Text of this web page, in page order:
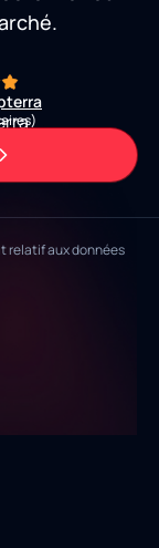
relatif aux données